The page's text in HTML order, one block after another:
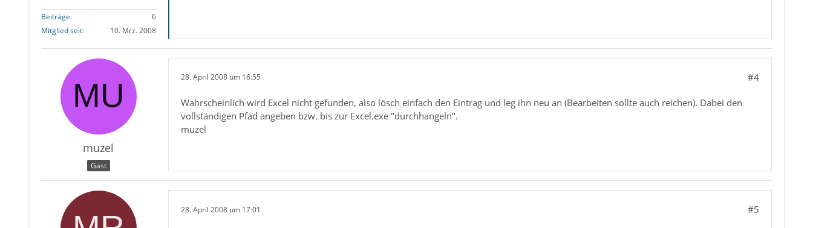
Beiträge
6
Mitglied seit
10. Mrz. 2008
muzel
Gast
28. April 2008 um 16:55 #4
Wahrscheinlich wird Excel nicht gefunden, also lösch einfach den Eintrag und leg ihn neu an (Bearbeiten sollte auch reichen). Dabei den
vollständigen Pfad angeben bzw. bis zur Excel.exe "durchhangeln".
muzel
28. April 2008 um 17:01 #5